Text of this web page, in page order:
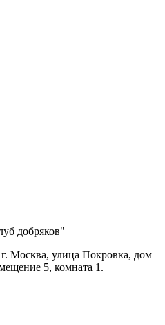
добряков"
Москва, улица Покровка, дом
5, комната 1.